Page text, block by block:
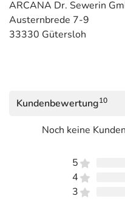
ARCANA Dr. Sewerin
Austernbrede 7-9
33330 Gütersloh
Kundenbewertung10
Noch keine
5
4
3